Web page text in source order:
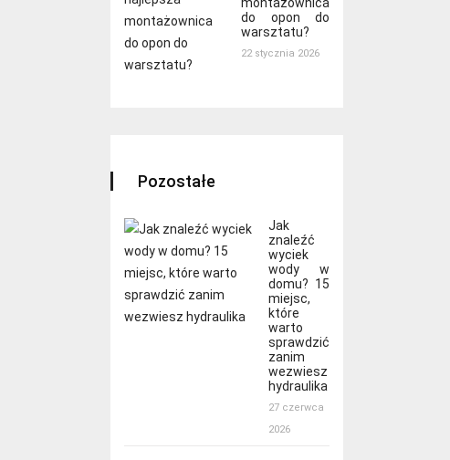
do opon do
warsztatu?
22 stycznia 2026
Pozostałe
Jak
znaleźć
wyciek
wody w
domu? 15
miejsc,
które
warto
sprawdzić
zanim
wezwiesz
hydraulika
27 czerwca
2026